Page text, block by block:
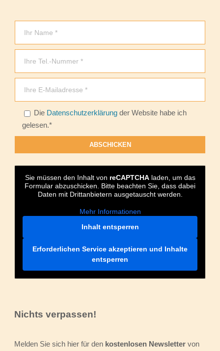
Bitte lasse dieses Feld leer.
Die Datenschutzerklärung der Website habe ich
gelesen.*
Sie müssen den Inhalt von reCAPTCHAladen, um das
Formular abzuschicken. Bitte beachten Sie, dass dabei
Daten mit Drittanbietern ausgetauscht werden.
Mehr Informationen
Inhalt entsperren
Erforderlichen Service akzeptieren und Inhalte
entsperren
Nichts verpassen!
Melden Sie sich hier für den kostenlosen Newsletter von